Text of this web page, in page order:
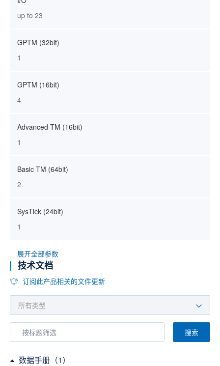
up to 23
GPTM (32bit)
1
GPTM (16bit)
4
Advanced TM (16bit)
1
Basic TM (64bit)
2
SysTick (24bit)
1
展开全部参数
技术文档
订阅此产品相关的文件更新
搜索
数据手册（1）